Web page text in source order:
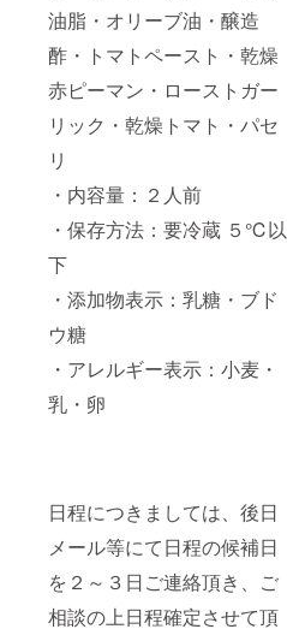
油脂・オリーブ油・醸造
酢・トマトペースト・乾燥
赤ピーマン・ローストガー
リック・乾燥トマト・パセ
リ
・内容量：２人前
・保存方法：要冷蔵 ５℃以
下
・添加物表示：乳糖・ブド
ウ糖
・アレルギー表示：小麦・
乳・卵
日程につきましては、後日
メール等にて日程の候補日
を２～３日ご連絡頂き、ご
相談の上日程確定させて頂